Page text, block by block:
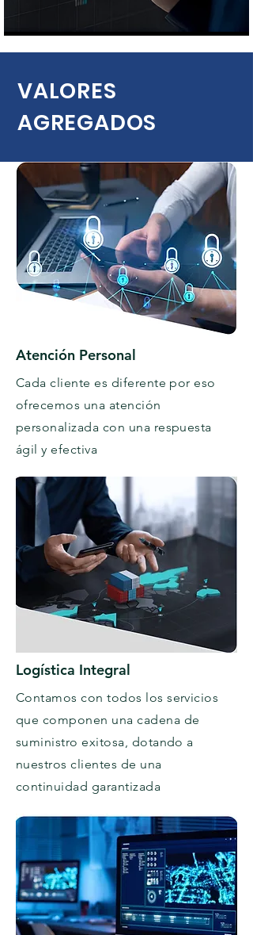
VALORES
AGREGADOS
Atención Personal
Cada cliente es diferente por eso
ofrecemos una atención
personalizada con una respuesta
ágil y efectiva
Logística Integral
Contamos con todos los servicios
que componen una cadena de
suministro exitosa, dotando a
nuestros clientes de una
continuidad garantizada